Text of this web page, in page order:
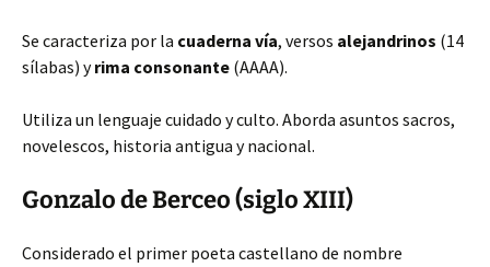
Se caracteriza por la cuaderna vía, versos alejandrinos (14
sílabas) yrima consonante (AAAA).
Utiliza un lenguaje cuidado y culto. Aborda asuntos sacros,
novelescos, historia antigua y nacional.
Gonzalo de Berceo (siglo XIII)
Considerado el primer poeta castellano de nombre